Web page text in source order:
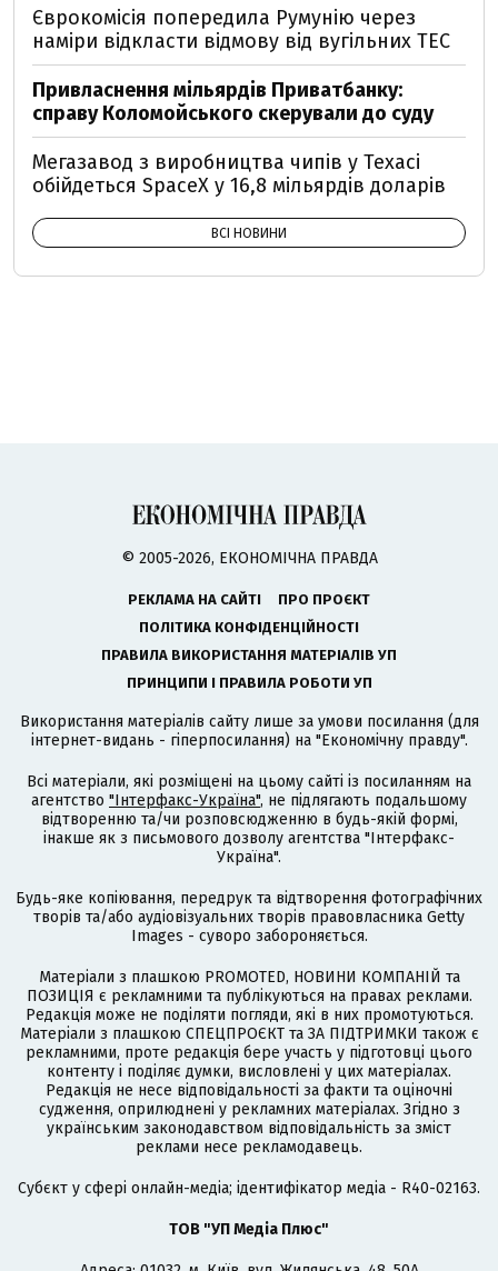
Єврокомісія попередила Румунію через
наміри відкласти відмову від вугільних ТЕС
Привласнення мільярдів Приватбанку:
справу Коломойського скерували до суду
Мегазавод з виробництва чипів у Техасі
обійдеться SpaceX у 16,8 мільярдів доларів
ВСІ НОВИНИ
© 2005-2026, ЕКОНОМІЧНА ПРАВДА
РЕКЛАМА НА САЙТІ
ПРО ПРОЄКТ
ПОЛІТИКА КОНФІДЕНЦІЙНОСТІ
ПРАВИЛА ВИКОРИСТАННЯ МАТЕРІАЛІВ УП
ПРИНЦИПИ І ПРАВИЛА РОБОТИ УП
Використання матеріалів сайту лише за умови посилання (для
інтернет-видань - гіперпосилання) на "Економічну правду".
Всі матеріали, які розміщені на цьому сайті із посиланням на
агентство "Інтерфакс-Україна", не підлягають подальшому
відтворенню та/чи розповсюдженню в будь-якій формі,
інакше як з письмового дозволу агентства "Інтерфакс-
Україна".
Будь-яке копіювання, передрук та відтворення фотографічних
творів та/або аудіовізуальних творів правовласника Getty
Images - суворо забороняється.
Матеріали з плашкою PROMOTED, НОВИНИ КОМПАНІЙ та
ПОЗИЦІЯ є рекламними та публікуються на правах реклами.
Редакція може не поділяти погляди, які в них промотуються.
Матеріали з плашкою СПЕЦПРОЄКТ та ЗА ПІДТРИМКИ також є
рекламними, проте редакція бере участь у підготовці цього
контенту і поділяє думки, висловлені у цих матеріалах.
Редакція не несе відповідальності за факти та оціночні
судження, оприлюднені у рекламних матеріалах. Згідно з
українським законодавством відповідальність за зміст
реклами несе рекламодавець.
Cубєкт у сфері онлайн-медіа; ідентифікатор медіа - R40-02163.
ТОВ "УП Медіа Плюс"